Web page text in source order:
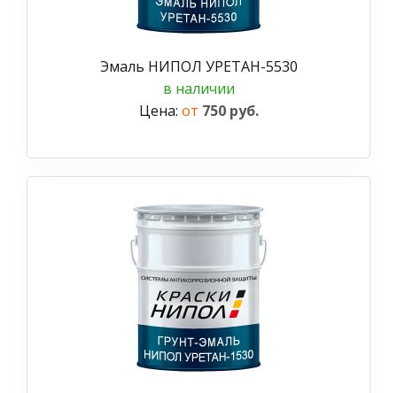
Эмаль НИПОЛ УРЕТАН-5530
в наличии
Цена: от 750 руб.